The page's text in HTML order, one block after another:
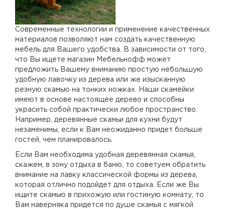
Современные технологии и применение качественных
материалов позволяют нам создать качественную
мебель для Вашего удобства. В зависимости от того,
что Вы ищете магазин Мебельнофф может
предложить Вашему вниманию простую небольшую
удобную лавочку из дерева или же изысканную
резную скамью на тонких ножках. Наши скамейки
имеют в основе настоящее дерево и способны
украсить собой практически любое пространство.
Например, деревянные скамьи для кухни будут
незаменимы, если к Вам неожиданно придет больше
гостей, чем планировалось.
Если Вам необходима удобная деревянная скамья,
скажем, в зону отдыха в баню, то советуем обратить
внимание на лавку классической формы из дерева,
которая отлично подойдет для отдыха. Если же Вы
ищите скамью в прихожую или гостиную комнату, то
Вам наверняка придется по душе скамья с мягкой